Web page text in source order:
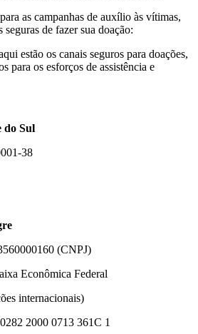
as campanhas de auxílio às vítimas,
de fazer sua doação:
estão os canais seguros para doações,
para os esforços de assistência e
do Sul
38
(CNPJ)
Econômica Federal
internacionais)
2000 0713 361C 1